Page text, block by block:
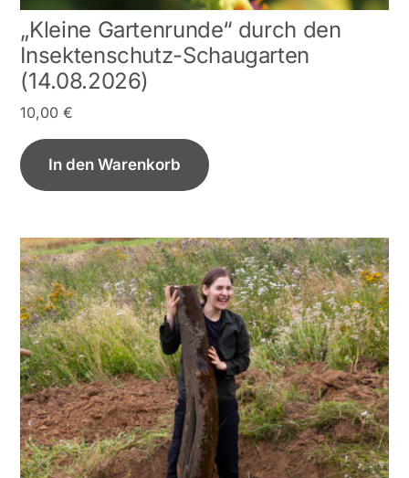
„Kleine Gartenrunde“ durch den
Insektenschutz-Schaugarten
(14.08.2026)
10,00€
In den Warenkorb